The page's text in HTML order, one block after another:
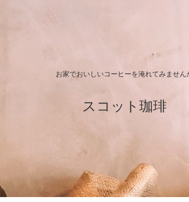
お家でおいしいコーヒーを淹れてみません
スコット珈琲